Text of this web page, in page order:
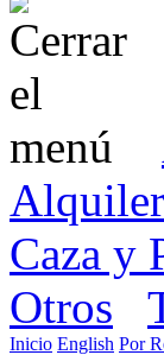
Caza y
Otros
Inicio English Por